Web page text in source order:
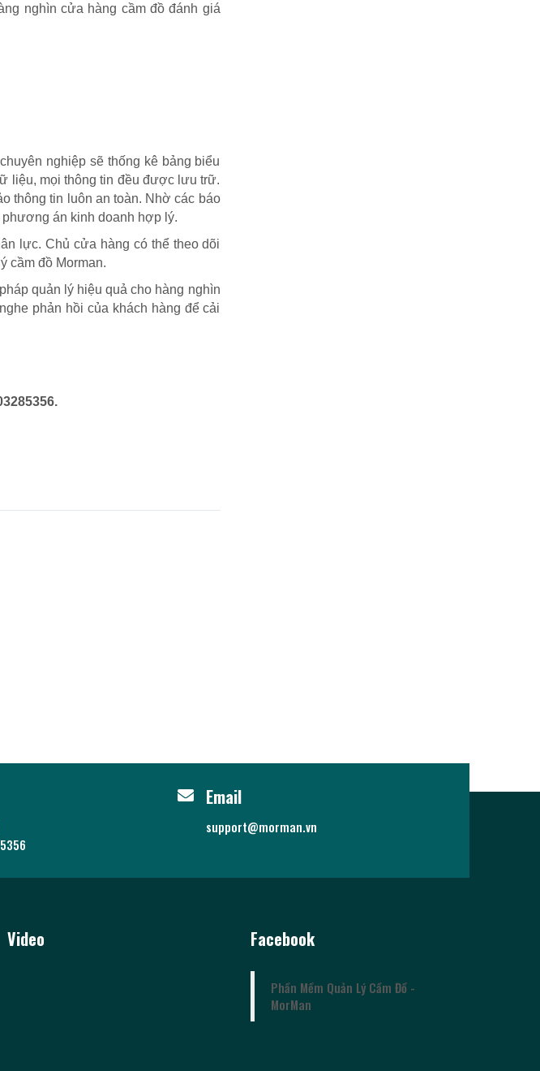
nghìn cửa hàng cầm đồ đánh giá
nghiệp sẽ thống kê bảng biểu
liệu, mọi thông tin đều được lưu trữ.
thông tin luôn an toàn. Nhờ các báo
án kinh doanh hợp lý.
lực. Chủ cửa hàng có thể theo dõi
cầm đồ Morman.
quản lý hiệu quả cho hàng nghìn
phản hồi của khách hàng để cải
Email
support@morman.vn
Video Facebook
Phần Mềm Quản Lý Cầm Đồ -
MorMan